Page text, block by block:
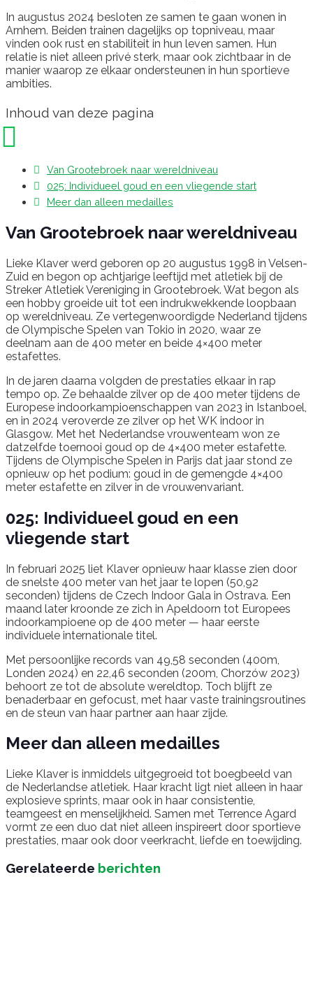
In augustus 2024 besloten ze samen te gaan wonen in
Arnhem. Beiden trainen dagelijks op topniveau, maar
vinden ook rust en stabiliteit in hun leven samen. Hun
relatie is niet alleen privé sterk, maar ook zichtbaar in de
manier waarop ze elkaar ondersteunen in hun sportieve
ambities.
Inhoud van deze pagina
Van Grootebroek naar wereldniveau
025: Individueel goud en een vliegende start
Meer dan alleen medailles
Van Grootebroek naar wereldniveau
Lieke Klaver werd geboren op 20 augustus 1998 in Velsen-
Zuid en begon op achtjarige leeftijd met atletiek bij de
Streker Atletiek Vereniging in Grootebroek. Wat begon als
een hobby groeide uit tot een indrukwekkende loopbaan
op wereldniveau. Ze vertegenwoordigde Nederland tijdens
de Olympische Spelen van Tokio in 2020, waar ze
deelnam aan de 400 meter en beide 4×400 meter
estafettes.
In de jaren daarna volgden de prestaties elkaar in rap
tempo op. Ze behaalde zilver op de 400 meter tijdens de
Europese indoorkampioenschappen van 2023 in Istanboel,
en in 2024 veroverde ze zilver op het WK indoor in
Glasgow. Met het Nederlandse vrouwenteam won ze
datzelfde toernooi goud op de 4×400 meter estafette.
Tijdens de Olympische Spelen in Parijs dat jaar stond ze
opnieuw op het podium: goud in de gemengde 4×400
meter estafette en zilver in de vrouwenvariant.
025: Individueel goud en een
vliegende start
In februari 2025 liet Klaver opnieuw haar klasse zien door
de snelste 400 meter van het jaar te lopen (50,92
seconden) tijdens de Czech Indoor Gala in Ostrava. Een
maand later kroonde ze zich in Apeldoorn tot Europees
indoorkampioene op de 400 meter — haar eerste
individuele internationale titel.
Met persoonlijke records van 49,58 seconden (400m,
Londen 2024) en 22,46 seconden (200m, Chorzów 2023)
behoort ze tot de absolute wereldtop. Toch blijft ze
benaderbaar en gefocust, met haar vaste trainingsroutines
en de steun van haar partner aan haar zijde.
Meer dan alleen medailles
Lieke Klaver is inmiddels uitgegroeid tot boegbeeld van
de Nederlandse atletiek. Haar kracht ligt niet alleen in haar
explosieve sprints, maar ook in haar consistentie,
teamgeest en menselijkheid. Samen met Terrence Agard
vormt ze een duo dat niet alleen inspireert door sportieve
prestaties, maar ook door veerkracht, liefde en toewijding.
Gerelateerde berichten